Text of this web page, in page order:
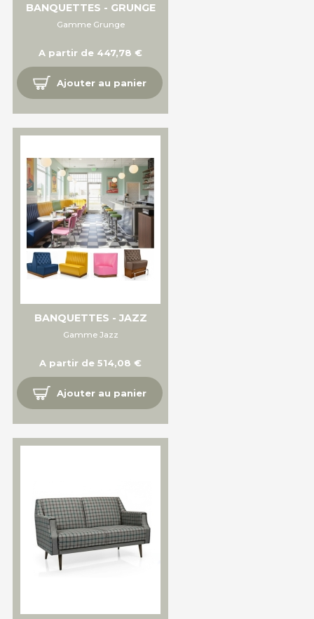
BANQUETTES - GRUNGE
Gamme Grunge
A partir de 447,78 €
Ajouter au panier
BANQUETTES - JAZZ
Gamme Jazz
A partir de 514,08 €
Ajouter au panier